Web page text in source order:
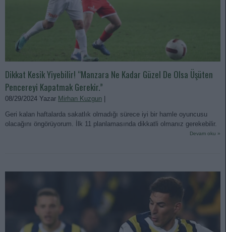
Dikkat Kesik Yiyebilir! “Manzara Ne Kadar Güzel De Olsa Üşüten
Pencereyi Kapatmak Gerekir.”
08/29/2024 Yazar Mirhan Kuzgun
Geri kalan haftalarda sakatlık olmadığı sürece iyi bir hamle oyuncusu
olacağını öngörüyorum. İlk 11 planlamasında dikkatli olmanız gerekebilir.
Devam oku »